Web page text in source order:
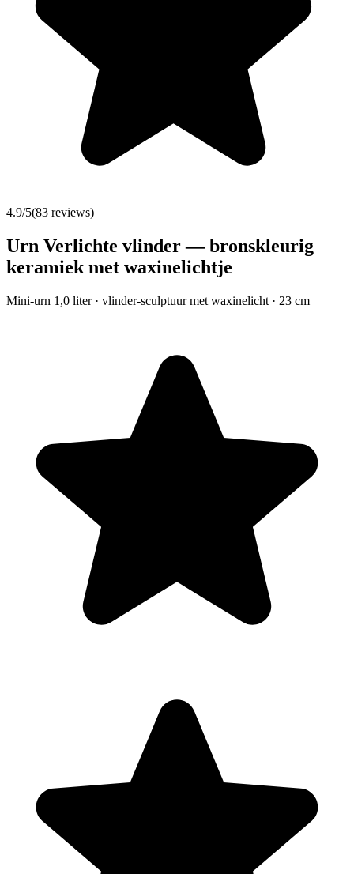
4.9/5(83 reviews)
Urn Verlichte vlinder — bronskleurig
keramiek met waxinelichtje
Mini-urn 1,0 liter · vlinder-sculptuur met waxinelicht · 23 cm